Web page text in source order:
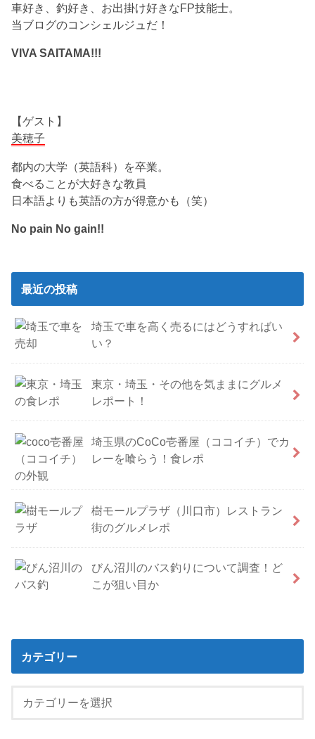
車好き、釣好き、お出掛け好きなFP技能士。
当ブログのコンシェルジュだ！
VIVA SAITAMA!!!
【ゲスト】
美穂子
都内の大学（英語科）を卒業。
食べることが大好きな教員
日本語よりも英語の方が得意かも（笑）
No pain No gain!!
最近の投稿
埼玉で車を高く売るにはどうすればい
い？
東京・埼玉・その他を気ままにグルメ
レポート！
埼玉県のCoCo壱番屋（ココイチ）でカ
レーを喰らう！食レポ
樹モールプラザ（川口市）レストラン
街のグルメレポ
びん沼川のバス釣りについて調査！ど
こが狙い目か
カテゴリー